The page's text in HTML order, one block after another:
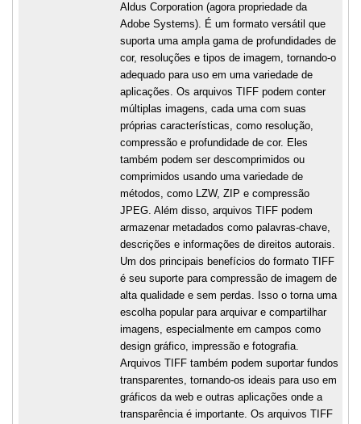
Aldus Corporation (agora propriedade da
Adobe Systems). É um formato versátil que
suporta uma ampla gama de profundidades de
cor, resoluções e tipos de imagem, tornando-o
adequado para uso em uma variedade de
aplicações. Os arquivos TIFF podem conter
múltiplas imagens, cada uma com suas
próprias características, como resolução,
compressão e profundidade de cor. Eles
também podem ser descomprimidos ou
comprimidos usando uma variedade de
métodos, como LZW, ZIP e compressão
JPEG. Além disso, arquivos TIFF podem
armazenar metadados como palavras-chave,
descrições e informações de direitos autorais.
Um dos principais benefícios do formato TIFF
é seu suporte para compressão de imagem de
alta qualidade e sem perdas. Isso o torna uma
escolha popular para arquivar e compartilhar
imagens, especialmente em campos como
design gráfico, impressão e fotografia.
Arquivos TIFF também podem suportar fundos
transparentes, tornando-os ideais para uso em
gráficos da web e outras aplicações onde a
transparência é importante. Os arquivos TIFF